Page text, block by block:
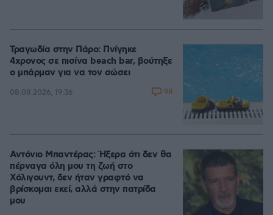
Τραγωδία στην Πάρο: Πνίγηκε
4χρονος σε πισίνα beach bar, βούτηξε
ο μπάρμαν για να τον σώσει
08.08.2026, 19:36 98
Αντόνιο Μπαντέρας: Ήξερα ότι δεν θα
πέρναγα όλη μου τη ζωή στο
Χόλιγουντ, δεν ήταν γραφτό να
βρίσκομαι εκεί, αλλά στην πατρίδα
μου